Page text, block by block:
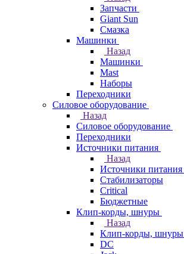
Запчасти
Giant Sun
Смазка
Машинки
Назад
Машинки
Mast
Наборы
Переходники
Силовое оборудование
Назад
Силовое оборудование
Переходники
Источники питания
Назад
Источники питания
Стабилизаторы
Critical
Бюджетные
Клип-корды, шнуры
Назад
Клип-корды, шнуры
DC